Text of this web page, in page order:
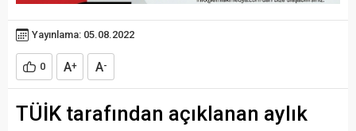
Yayınlama: 05.08.2022
0 A+ A-
TÜİK tarafından açıklanan aylık